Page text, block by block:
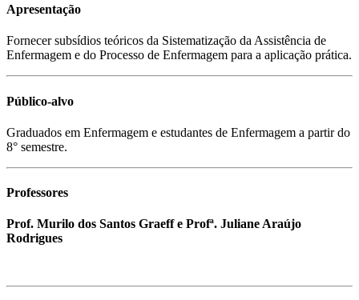
Apresentação
Fornecer subsídios teóricos da Sistematização da Assistência de
Enfermagem e do Processo de Enfermagem para a aplicação prática.
Público-alvo
Graduados em Enfermagem e estudantes de Enfermagem a partir do
8° semestre.
Professores
Prof. Murilo dos Santos Graeff e Profª. Juliane Araújo
Rodrigues